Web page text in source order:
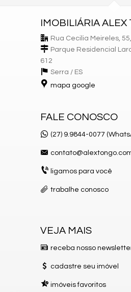
IMOBILIÁRIA ALEX
Rua Cecilia Meireles,
Parque Residencial
612
Serra / ES
mapa google
FALE CONOSCO
(27) 9.9844-0077
ligamos para você
trabalhe conosco
VEJA MAIS
receba nosso
cadastre seu imóvel
imóveis favoritos